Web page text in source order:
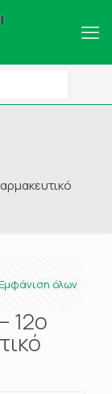
όλων
12ο